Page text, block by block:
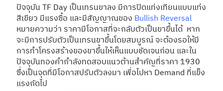
ปัจจุบัน TF Day เป็นเทรนขาลง มีการปิดแท่งเทียนแบบแท่ง
สีเขียว มีแรงซื้อ และมีสัญญาณของ Bullish Reversal
หมายความว่า ราคามีโอกาสที่จะกลับตัวเป็นขาขึ้นได้ หาก
จะมีการปรับตัวเป็นเทรนขาขึ้นโดยสมบูรณ์ จะต้องรอให้มี
การทำโครงสร้างของขาขึ้นให้เห็นแบบชัดเจนก่อน และใน
ปัจจุบันทองคำกำลังทดสอบแนวต้านสำคัญที่ราคา 1930
ซึ่งเป็นจุดที่มีโอกาสปรับตัวลงมา เพื่อไปหา Demand ที่แข็ง
แรงถัดไป